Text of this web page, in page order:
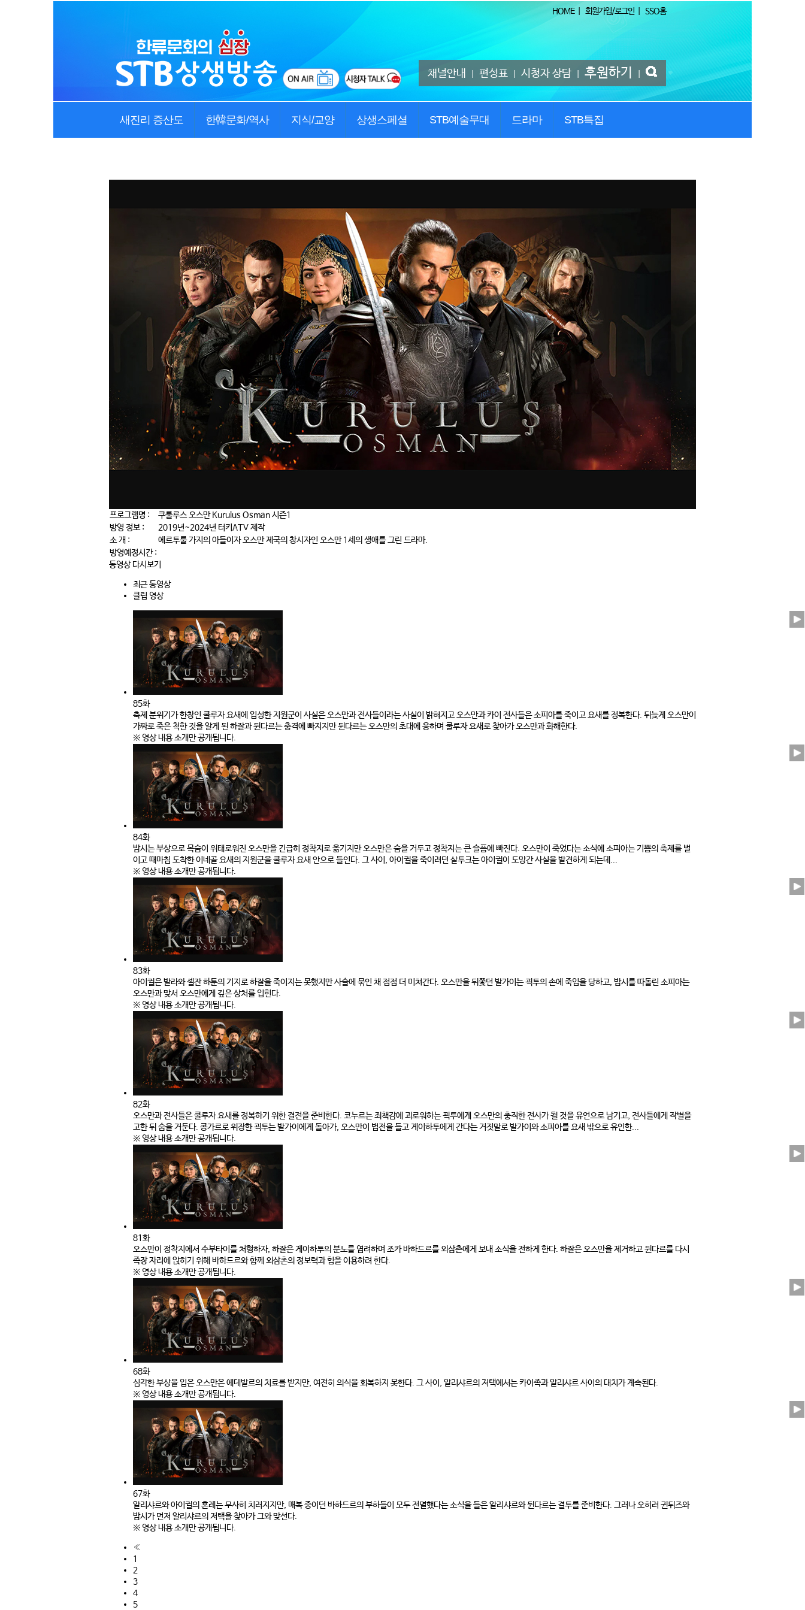
HOME| 회원가입/로그인 SSO홈
채널안내 편성표 시청자 상담 후원하기
새진리 증산도 한韓문화/역사 지식/교양 상생스페셜 STB예술무대 드라마 STB특집
프로그램명 :
쿠룰루스 오스만 Kurulus Osman 시즌1
방영 정보 :
2019년~2024년 터키ATV 제작
소 개 :
에르투룰 가지의 아들이자 오스만 제국의 창시자인 오스만 1세의 생애를 그린 드라마.
방영예정시간 :
동영상 다시보기
최근 동영상
클립 영상
85화
축제 분위기가 한창인 쿨루자 요새에 입성한 지원군이 사실은 오스만과 전사들이라는 사실이 밝혀지고 오스만과 카이 전사들은 소피아를 죽이고 요새를 정복한다. 뒤늦게 오스만이
가짜로 죽은 척한 것을 알게 된 하잘과 뒨다르는 충격에 빠지지만 뒨다르는 오스만의 초대에 응하며 쿨루자 요새로 찾아가 오스만과 화해한다.
※ 영상 내용 소개만 공개됩니다.
84화
밤시는 부상으로 목숨이 위태로워진 오스만을 긴급히 정착지로 옮기지만 오스만은 숨을 거두고 정착지는 큰 슬픔에 빠진다. 오스만이 죽었다는 소식에 소피아는 기쁨의 축제를 벌
이고 때마침 도착한 이네골 요새의 지원군을 쿨루자 요새 안으로 들인다. 그 사이, 아이귈을 죽이려던 살투크는 아이귈이 도망간 사실을 발견하게 되는데...
※ 영상 내용 소개만 공개됩니다.
83화
아이귈은 발라와 셀잔 하툰의 기지로 하잘을 죽이지는 못했지만 사슬에 묶인 채 점점 더 미쳐간다. 오스만을 뒤쫓던 발가이는 괵투의 손에 죽임을 당하고, 밤시를 따돌린 소피아는
오스만과 맞서 오스만에게 깊은 상처를 입힌다.
※ 영상 내용 소개만 공개됩니다.
82화
오스만과 전사들은 쿨루자 요새를 정복하기 위한 결전을 준비한다. 코누르는 죄책감에 괴로워하는 괵투에게 오스만의 충직한 전사가 될 것을 유언으로 남기고, 전사들에게 작별을
고한 뒤 숨을 거둔다. 콩가르로 위장한 괵투는 발가이에게 돌아가, 오스만이 법전을 들고 게이하투에게 간다는 거짓말로 발가이와 소피아를 요새 밖으로 유인한...
※ 영상 내용 소개만 공개됩니다.
81화
오스만이 정착지에서 수부타이를 처형하자, 하잘은 게이하투의 분노를 염려하며 조카 바하드르를 외삼촌에게 보내 소식을 전하게 한다. 하잘은 오스만을 제거하고 뒨다르를 다시
족장 자리에 앉히기 위해 바하드르와 함께 외삼촌의 정보력과 힘을 이용하려 한다.
※ 영상 내용 소개만 공개됩니다.
68화
심각한 부상을 입은 오스만은 에데발르의 치료를 받지만, 여전히 의식을 회복하지 못한다. 그 사이, 알리샤르의 저택에서는 카이족과 알리샤르 사이의 대치가 계속된다.
※ 영상 내용 소개만 공개됩니다.
67화
알리샤르와 아이귈의 혼례는 무사히 치러지지만, 매복 중이던 바하드르의 부하들이 모두 전멸했다는 소식을 들은 알리샤르와 뒨다르는 결투를 준비한다. 그러나 오히려 귄뒤즈와
밤시가 먼저 알리샤르의 저택을 찾아가 그와 맞선다.
※ 영상 내용 소개만 공개됩니다.
«
1
2
3
4
5